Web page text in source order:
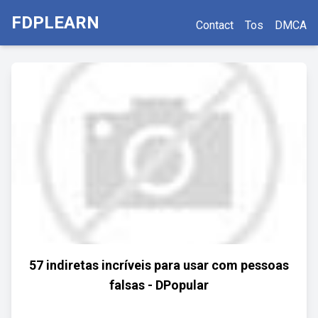
FDPLEARN Contact Tos DMCA
57 indiretas incríveis para usar com pessoas
falsas - DPopular